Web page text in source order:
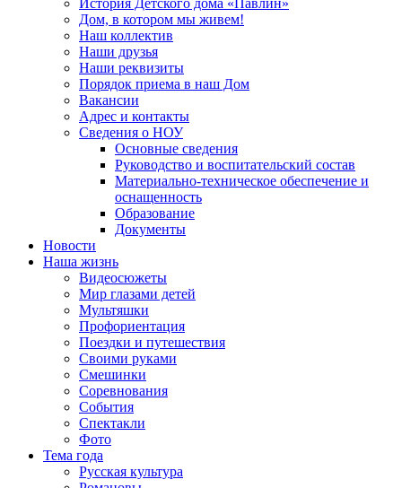
История Детского дома «Павлин»
Дом, в котором мы живем!
Наш коллектив
Наши друзья
Наши реквизиты
Порядок приема в наш Дом
Вакансии
Адрес и контакты
Сведения о НОУ
Основные сведения
Руководство и воспитательский состав
Материально-техническое обеспечение и
оснащенность
Образование
Документы
Новости
Наша жизнь
Видеосюжеты
Мир глазами детей
Мультяшки
Профориентация
Поездки и путешествия
Своими руками
Смешинки
Соревнования
События
Спектакли
Фото
Тема года
Русская культура